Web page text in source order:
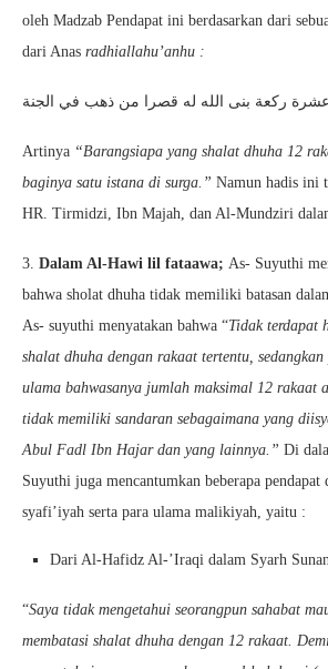
oleh Madzab Pendapat ini berdasarkan dari
dari Anas radhiallahu’anhu :
ركعة بنى الله له قصرا من ذهب في الجنة
Artinya “Barangsiapa yang shalat dhuha 12
baginya satu istana di surga.” Namun hadis ini
HR. Tirmidzi, Ibn Majah, dan Al-Mundziri
3. Dalam Al-Hawi lil fataawa; As- Suyuthi
bahwa sholat dhuha tidak memiliki batasan
As- suyuthi menyatakan bahwa “Tidak terdapat
shalat dhuha dengan rakaat tertentu,
ulama bahwasanya jumlah maksimal 12 rakaat
tidak memiliki sandaran sebagaimana yang
Abul Fadl Ibn Hajar dan yang lainnya.” Di
Suyuthi juga mencantumkan beberapa pendapat
syafi’iyah serta para ulama malikiyah, yaitu :
Dari Al-Hafidz Al-’Iraqi dalam Syarh
“Saya tidak mengetahui seorangpun sahabat
membatasi shalat dhuha dengan 12 rakaat.